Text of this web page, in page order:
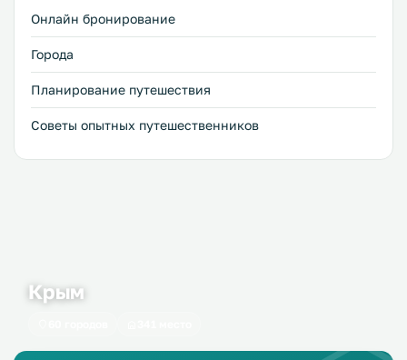
у людей, что они видели в самой Ялте — говорят: пляж,
рядам.
Онлайн бронирование
Города
Планирование путешествия
Советы опытных путешественников
Крым